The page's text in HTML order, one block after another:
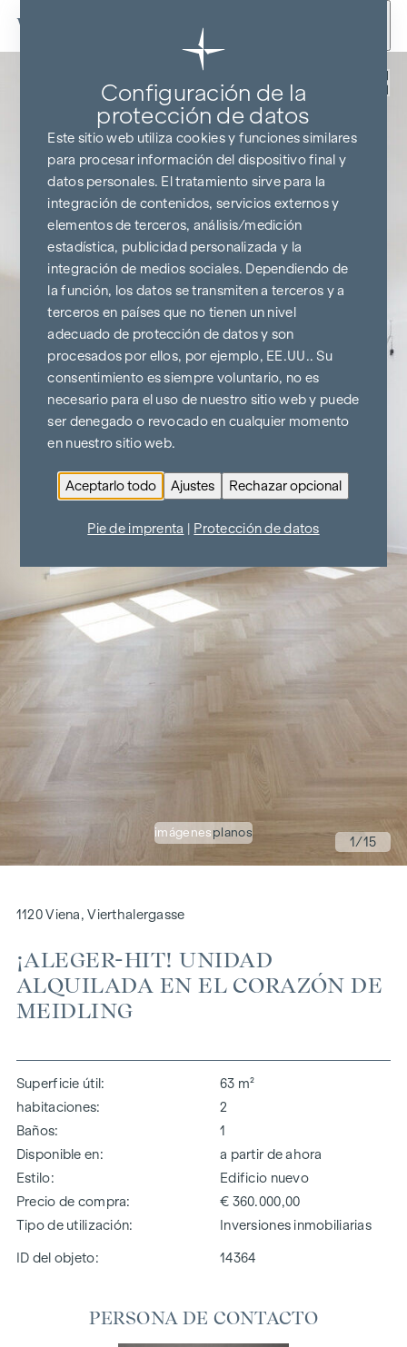
Ir al contenido
imágenes planos
1/15
1120 Viena, Vierthalergasse
¡ALEGER-HIT! UNIDAD
ALQUILADA EN EL CORAZÓN DE
MEIDLING
Superficie útil
63 m²
habitaciones
2
Baños
1
Disponible en
a partir de ahora
Estilo
Edificio nuevo
Precio de compra
€ 360.000,00
Tipo de utilización
Inversiones inmobiliarias
ID del objeto: 14364
PERSONA DE CONTACTO
Configuración de la
protección de datos
Este sitio web utiliza cookies y funciones similares
para procesar información del dispositivo final y
datos personales. El tratamiento sirve para la
integración de contenidos, servicios externos y
elementos de terceros, análisis/medición
estadística, publicidad personalizada y la
integración de medios sociales. Dependiendo de
la función, los datos se transmiten a terceros y a
terceros en países que no tienen un nivel
adecuado de protección de datos y son
procesados por ellos, por ejemplo, EE.UU.. Su
consentimiento es siempre voluntario, no es
necesario para el uso de nuestro sitio web y puede
ser denegado o revocado en cualquier momento
en nuestro sitio web.
Aceptarlo todo Ajustes Rechazar opcional
Pie de imprenta Protección de datos